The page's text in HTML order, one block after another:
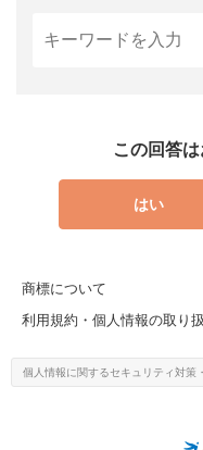
この回答
はい
商標について
利用規約・個人情報の取り
個人情報に関するセキュリティ対策・